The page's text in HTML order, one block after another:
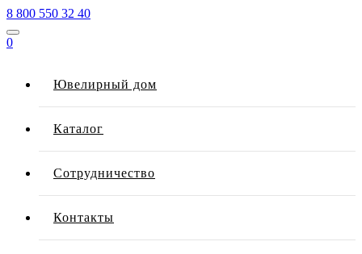
8 800 550 32 40
0
Ювелирный дом
Каталог
Сотрудничество
Контакты